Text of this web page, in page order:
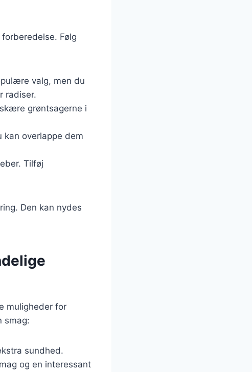
Følg
valg, men du
radiser.
grøntsagerne i
kan overlappe dem
Tilføj
Den kan nydes
muligheder for
smag:
sundhed.
og en interessant